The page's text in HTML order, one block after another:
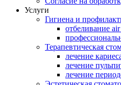
Услуги
Гигиена и
отбеливание
Терапевтическая
лечение
лечение
лечение